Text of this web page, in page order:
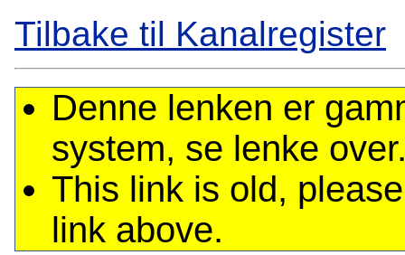
Tilbake til Kanalregister
Denne lenken er
system, se lenke
This link is old,
link above.